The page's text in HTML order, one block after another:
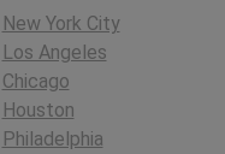
New York City
Los Angeles
Chicago
Houston
Philadelphia